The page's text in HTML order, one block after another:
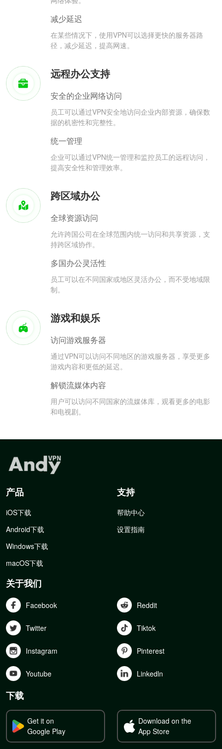
减少延迟
在某些情况下，使用VPN可以选择更快的服务器路
径，减少延迟，提高网速。
远程办公支持
安全的企业网络访问
员工可以通过VPN安全地访问企业内部资源，确保数
据的机密性和完整性。
统一管理
企业可以通过VPN统一管理和监控员工的远程访问，
提高安全性和管理效率。
跨区域办公
全球资源访问
允许跨国公司在全球范围内统一访问和共享资源，支
持跨区域协作。
多国办公灵活性
员工可以在不同国家或地区灵活办公，而不受地域限
制。
游戏和娱乐
访问游戏服务器
通过VPN可以访问不同地区的游戏服务器，享受更多
游戏内容和更低的延迟。
解锁流媒体内容
用户可以访问不同国家的流媒体库，观看更多的电影
和电视剧。
产品
iOS下载
Android下载
Windows下载
macOS下载
支持
帮助中心
设置指南
关于我们
Facebook Reddit
Twitter Tiktok
Instagram Pinterest
Youtube Linkedln
下载
Get it on
Google Play
Download on the
App Store